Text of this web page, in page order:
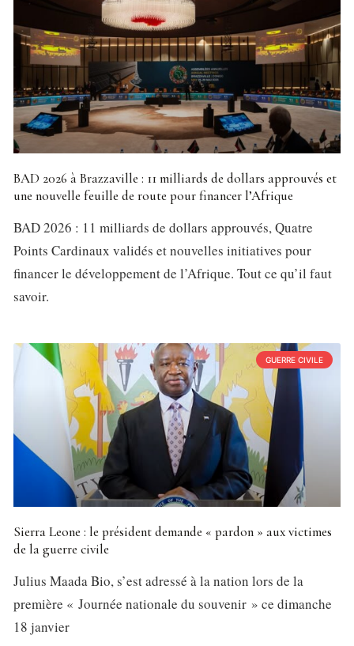
BAD 2026 à Brazzaville : 11 milliards de dollars approuvés et
une nouvelle feuille de route pour financer l’Afrique
BAD 2026 : 11 milliards de dollars approuvés, Quatre
Points Cardinaux validés et nouvelles initiatives pour
financer le développement de l’Afrique. Tout ce qu’il faut
savoir.
GUERRE CIVILE
Sierra Leone : le président demande « pardon » aux victimes
de la guerre civile
Julius Maada Bio, s’est adressé à la nation lors de la
première « Journée nationale du souvenir » ce dimanche
18 janvier